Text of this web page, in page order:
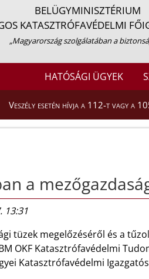
BELÜGYMINISZTÉRIUM
KATASZTRÓFAVÉDELMI
„Magyarország szolgálatában a
HATÓSÁGI ÜGYEK
Veszély esetén hívja a 112-t vagy a
a
13:31
tüzek megelőzéséről és a
OKF Katasztrófavédelmi
Katasztrófavédelmi